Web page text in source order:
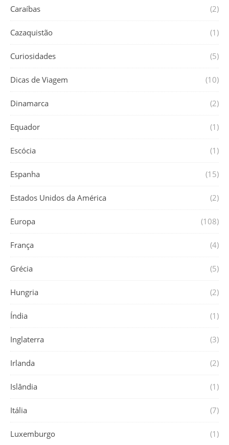
Caraíbas (2)
Cazaquistão (1)
Curiosidades (5)
Dicas de Viagem (10)
Dinamarca (2)
Equador (1)
Escócia (1)
Espanha (15)
Estados Unidos da América (2)
Europa (108)
França (4)
Grécia (5)
Hungria (2)
Índia (1)
Inglaterra (3)
Irlanda (2)
Islândia (1)
Itália (7)
Luxemburgo (1)